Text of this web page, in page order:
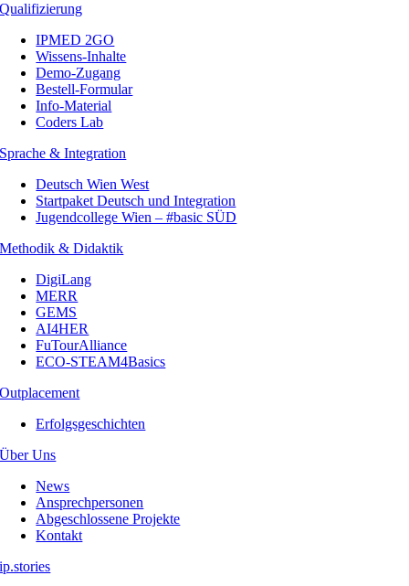
Qualifizierung
IPMED 2GO
Wissens-Inhalte
Demo-Zugang
Bestell-Formular
Info-Material
Coders Lab
Sprache & Integration
Deutsch Wien West
Startpaket Deutsch und Integration
Jugendcollege Wien – #basic SÜD
Methodik & Didaktik
DigiLang
MERR
GEMS
AI4HER
FuTourAlliance
ECO-STEAM4Basics
Outplacement
Erfolgsgeschichten
Über Uns
News
Ansprechpersonen
Abgeschlossene Projekte
Kontakt
ip.stories